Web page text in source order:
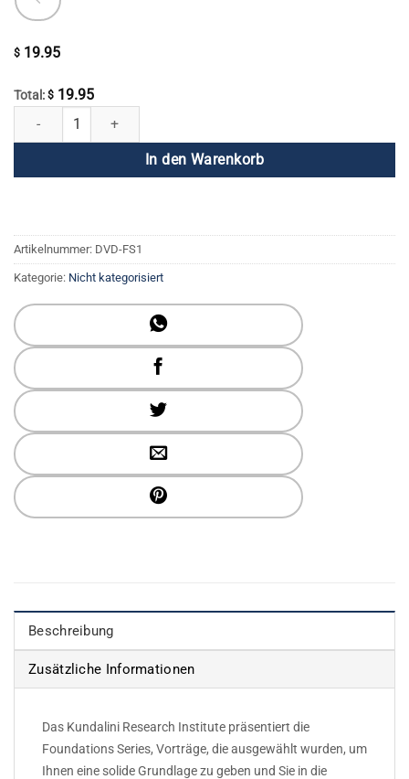
$ 19.95
Total: $ 19.95
Foundation Series Band 1: Die Reinheit und Macht eines Lehrers
In den Warenkorb
Artikelnummer: DVD-FS1
Kategorie: Nicht kategorisiert
Beschreibung
Zusätzliche Informationen
Das Kundalini Research Institute präsentiert die
Foundations Series, Vorträge, die ausgewählt wurden, um
Ihnen eine solide Grundlage zu geben und Sie in die